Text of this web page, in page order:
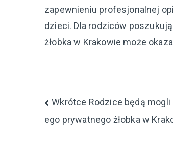
zapewnieniu profesjonalnej
dzieci. Dla rodziców
żłobka w Krakowie może
Nawigacja
wpisu
Wkrótce Rodzice będą
ego prywatnego żłobka w